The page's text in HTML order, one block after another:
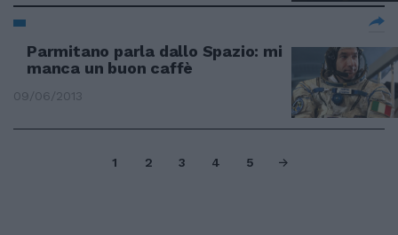
Parmitano parla dallo Spazio: mi
manca un buon caffè
09/06/2013
1 2 3 4 5